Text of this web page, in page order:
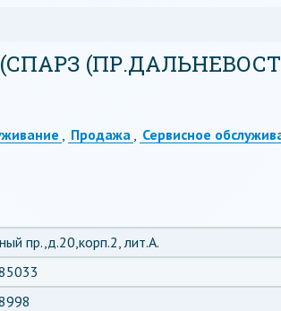
Продажа Сервисное
пр.,д.20,корп.2, лит.А.